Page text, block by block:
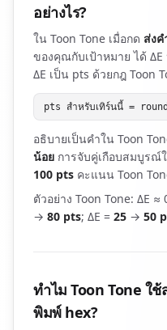
อย่างไร?
ใน Toon Tone เมื่อกด ส่ง
ของคุณกับเป้าหมาย ได้
ΔE เป็น pts ด้วยกฎ Toon
pts สำหรับเทิร์นนี้ =
อธิบายเป็นคำใน Toon
น้อย การจับคู่เกือบสมบูรณ์
100 pts คะแนน Toon
ตัวอย่าง Toon Tone: ΔE
→ 80 pts; ΔE = 25 → 50
ทำไม Toon Tone ใช้
พิมพ์ hex?